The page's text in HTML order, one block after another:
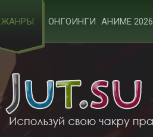
ЖАНРЫ ОНГОИНГИ АНИМЕ 2026